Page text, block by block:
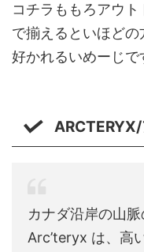
コチラももろアウ
で揃えるといほど
好かれるいめーじで
カナダ沿岸の山
Arc’teryx は、高